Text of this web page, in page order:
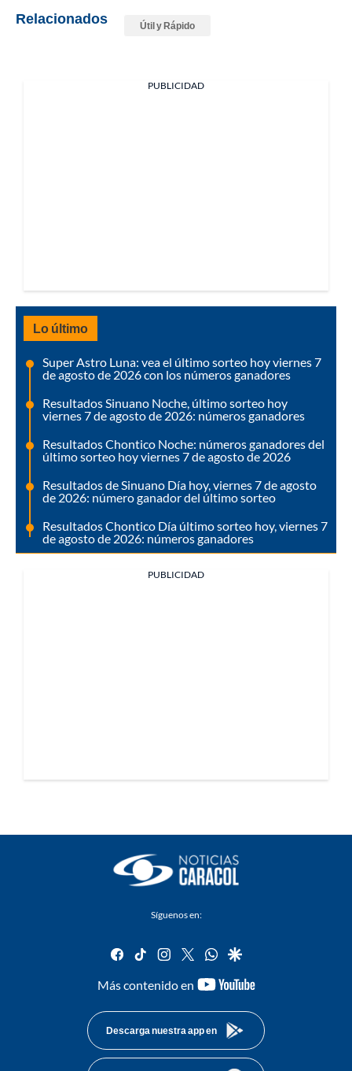
Relacionados Útil y Rápido
PUBLICIDAD
Lo último
Super Astro Luna: vea el último sorteo hoy viernes 7
de agosto de 2026 con los números ganadores
Resultados Sinuano Noche, último sorteo hoy
viernes 7 de agosto de 2026: números ganadores
Resultados Chontico Noche: números ganadores del
último sorteo hoy viernes 7 de agosto de 2026
Resultados de Sinuano Día hoy, viernes 7 de agosto
de 2026: número ganador del último sorteo
Resultados Chontico Día último sorteo hoy, viernes 7
de agosto de 2026: números ganadores
PUBLICIDAD
Síguenos en:
facebook
tiktok instagram
twitterwhatsapp
google
Más contenido en
youtube-
Descarga nuestra app en